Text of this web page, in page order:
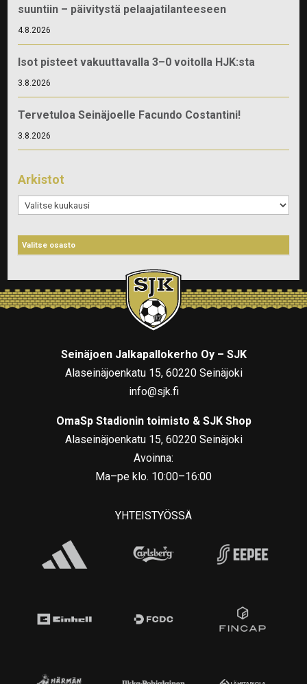
suuntiin – päivitystä pelaajatilanteeseen
4.8.2026
Isot pisteet vakuuttavalla 3–0 voitolla HJK:sta
3.8.2026
Tervetuloa Seinäjoelle Facundo Costantini!
3.8.2026
Arkistot
Arkistot
Seinäjoen Jalkapallokerho Oy – SJK
Alaseinäjoenkatu 15, 60220 Seinäjoki
info@sjk.fi
OmaSp Stadionin toimisto & SJK Shop
Alaseinäjoenkatu 15, 60220 Seinäjoki
Avoinna:
Ma–pe klo. 10:00–16:00
YHTEISTYÖSSÄ